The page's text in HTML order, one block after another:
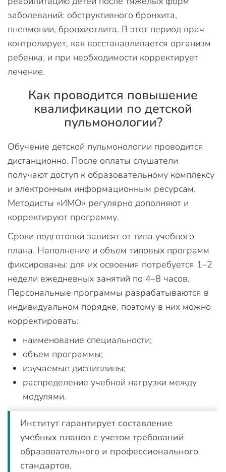
заболеваний: обструктивного бронхита,
пневмонии, бронхиотлита. В этот период врач
контролирует, как восстанавливается организм
ребенка, и при необходимости корректирует
лечение.
Как проводится повышение
квалификации по детской
пульмонологии?
Обучение детской пульмонологии проводится
дистанционно. После оплаты слушатели
получают доступ к образовательному комплексу
и электронным информационным ресурсам.
Методисты «ИМО» регулярно дополняют и
корректируют программу.
Сроки подготовки зависят от типа учебного
плана. Наполнение и объем типовых программ
фиксированы: для их освоения потребуется 1–2
недели ежедневных занятий по 4–8 часов.
Персональные программы разрабатываются в
индивидуальном порядке, поэтому в них можно
корректировать:
наименование специальности;
объем программы;
изучаемые дисциплины;
распределение учебной нагрузки между
модулями.
Институт гарантирует составление
учебных планов с учетом требований
образовательного и профессионального
стандартов.